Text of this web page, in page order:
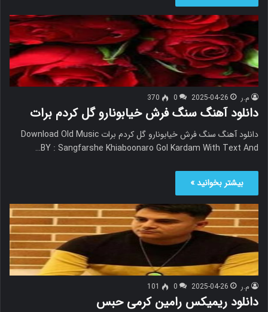
م.ر 2025-04-26
0
370
دانلود آهنگ سنگ فرش خیابونارو گل کردم برات
دانلود آهنگ سنگ فرش خیابونارو گل کردم برات Download Old Music
BY : Sangfarshe Khiaboonaro Gol Kardam With Text And…
بیشتر بخوانید »
م.ر 2025-04-26
0
101
دانلود ریمیکس رامین کرمی حبس